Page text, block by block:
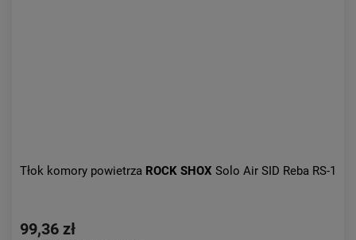
Tłok komory powietrza ROCK SHOX Solo Air SID Reba RS-1
99,36 zł